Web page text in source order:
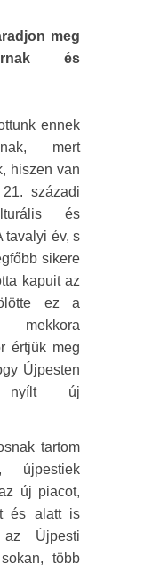
meg
és
ennek
mert
hiszen van
századi
és
tavalyi év, s
sikere
kapuit az
ez a
mekkora
értjük meg
Újpesten
nyílt új
tartom
újpestiek
új piacot,
és alatt is
Újpesti
több